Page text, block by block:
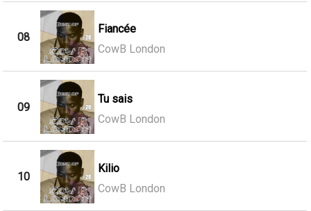
08
Fiancée
CowB London
09
Tu sais
CowB London
10
Kilio
CowB London